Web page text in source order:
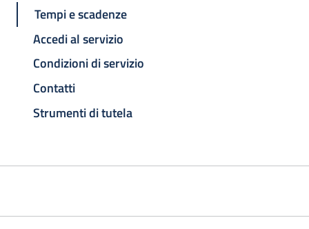
Tempi e scadenze
Accedi al servizio
Condizioni di servizio
Contatti
Strumenti di tutela